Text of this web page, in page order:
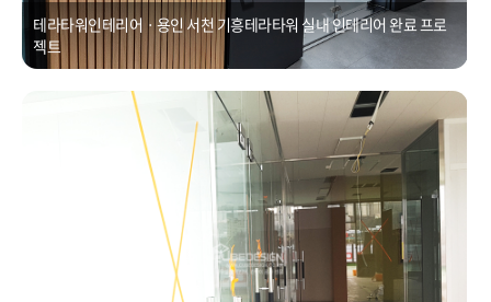
테라타워인테리어ㆍ용인 서천 기흥테라타워 실내 인테리어 완료 프로
젝트
사무실유리칸막이공사ㆍ용인 래핑가벽, 금속유리칸막이
2021년 1월 1일 by CUBEDESIGN